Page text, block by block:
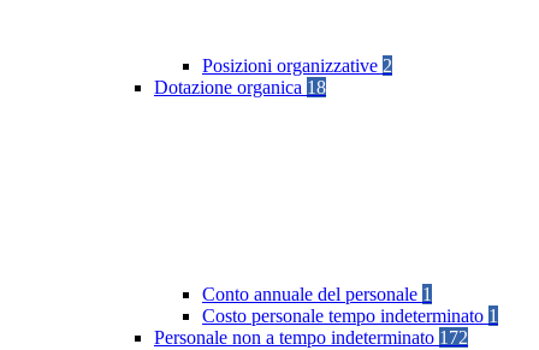
Posizioni organizzative 2
Dotazione organica 18
Conto annuale del personale 1
Costo personale tempo indeterminato 1
Personale non a tempo indeterminato 172